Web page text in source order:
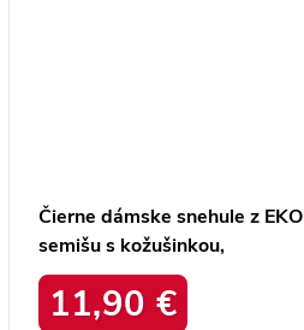
Čierne dámske snehule z EKO
semišu s kožušinkou,
platforma, M563 BLACK
11,90 €